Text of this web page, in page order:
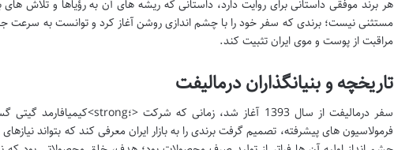
هر برند موفقی داستانی برای روایت دارد، داستانی که ریشه های آن به رؤیاها و تلاش های
مستثنی نیست؛ برندی که سفر خود را با چشم اندازی روشن آغاز کرد و توانست به سرعت
مراقبت از پوست و موی ایران تثبیت کند.
تاریخچه و بنیانگذاران درمالیفت
فرمولاسیون های پیشرفته، تصمیم گرفت برندی را به بازار ایران معرفی کند که بتواند